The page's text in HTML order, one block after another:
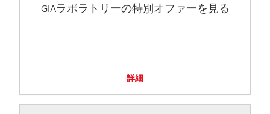
GIAラボラトリーの特別オファーを見る
詳細